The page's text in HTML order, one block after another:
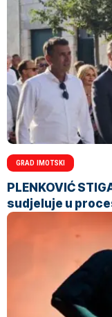
GRAD IMOTSKI
PLENKOVIĆ
sudjeluje u